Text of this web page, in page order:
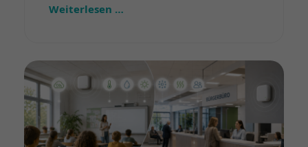
Weiterlesen …